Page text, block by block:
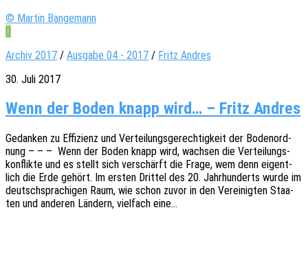
© Martin Bangemann
0
Archiv 2017 / Ausgabe 04 - 2017 / Fritz Andres
30. Juli 2017
Wenn der Boden knapp wird… – Fritz Andres
Gedan­ken zu Effi­zi­enz und Vertei­lungs­ge­rech­tig­keit der Boden­ord­
nung – – – Wenn der Boden knapp wird, wach­sen die Vertei­lungs­
kon­flik­te und es stellt sich verschärft die Frage, wem denn eigent­
lich die Erde gehört. Im ersten Drit­tel des 20. Jahr­hun­derts wurde im
deutsch­spra­chi­gen Raum, wie schon zuvor in den Verei­nig­ten Staa­
ten und ande­ren Ländern, viel­fach eine…